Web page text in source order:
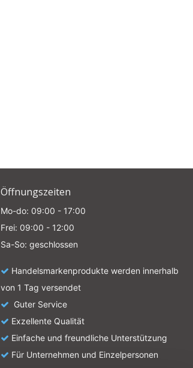
Öffnungszeiten
Mo-do: 09:00 - 17:00
Frei: 09:00 - 12:00
Sa-So: geschlossen
Handelsmarkenprodukte werden innerhalb
von 1 Tag versendet
Guter Service
Exzellente Qualität
Einfache und freundliche Unterstützung
Für Unternehmen und Einzelpersonen